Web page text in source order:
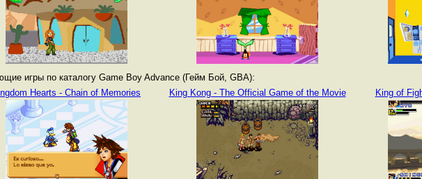
игры по каталогу Game Boy Advance (Гейм Бой, GBA):
Hearts - Chain of Memories
King Kong - The Official Game of the Movie King of